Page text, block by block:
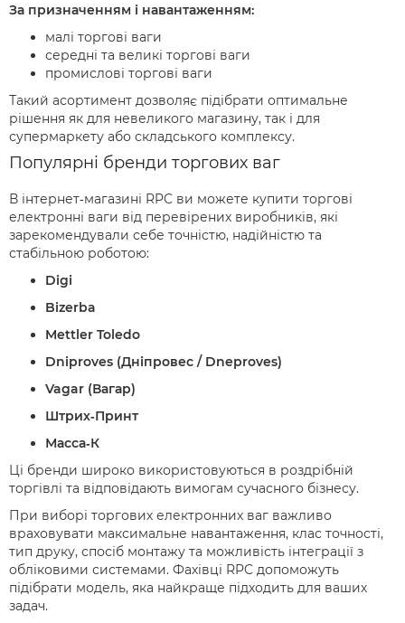
За призначенням і навантаженням:
малі торгові ваги
середні та великі торгові ваги
промислові торгові ваги
Такий асортимент дозволяє підібрати оптимальне
рішення як для невеликого магазину, так і для
супермаркету або складського комплексу.
Популярні бренди торгових ваг
В інтернет‑магазині RPC ви можете купити торгові
електронні ваги від перевірених виробників, які
зарекомендували себе точністю, надійністю та
стабільною роботою:
Digi
Bizerba
Mettler Toledo
Dniproves (Дніпровес / Dneproves)
Vagar (Вагар)
Штрих‑Принт
Масса‑К
Ці бренди широко використовуються в роздрібній
торгівлі та відповідають вимогам сучасного бізнесу.
При виборі торгових електронних ваг важливо
враховувати максимальне навантаження, клас точності,
тип друку, спосіб монтажу та можливість інтеграції з
обліковими системами. Фахівці RPC допоможуть
підібрати модель, яка найкраще підходить для ваших
задач.